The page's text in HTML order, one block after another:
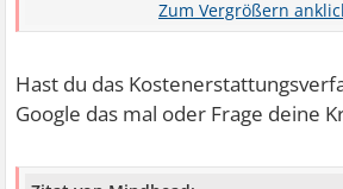
aber nicht mehr bin-
Hast du das
Google das mal oder Frage deine